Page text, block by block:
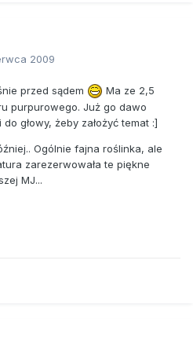
w przeciwnym razie
ich delikatne liście. Często
egzemplarze, szczególnie
pewien czas zasuszone
Młode egzemplarze na zimę
ze słomy, juty lub agrowłókniny.
i formujące najlepiej jest
klonowi palmowemu
miejsce w ogrodzie. Należy
albo stylizowanych na
to jego jedynym
podszytu na działkach
2009
przed sądem
Ma ze 2,5
purpurowego. Już go dawo
głowy, żeby założyć temat :]
Ogólnie fajna roślinka, ale
zarezerwowała te piękne
MJ...